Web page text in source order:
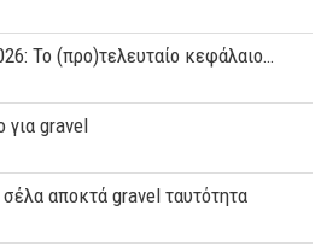
Το (προ)τελευταίο κεφάλαιο…
για gravel
αποκτά gravel ταυτότητα